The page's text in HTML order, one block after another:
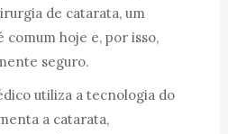
de catarata, um
hoje e, por isso,
seguro.
utiliza a tecnologia do
a catarata,